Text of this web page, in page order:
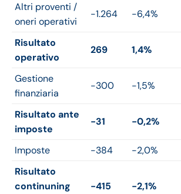
Altri proventi /
oneri operativi
-1.264 -6,4%
Risultato
operativo
269 1,4%
Gestione
finanziaria
-300 -1,5%
Risultato ante
imposte
-31 -0,2%
Imposte -384 -2,0%
Risultato
continuning
-415 -2,1%